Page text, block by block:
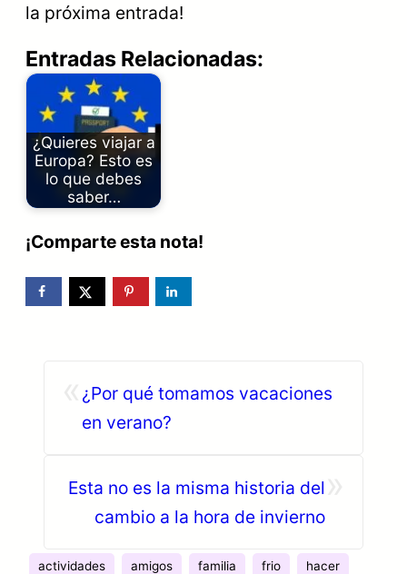
la próxima entrada!
Entradas Relacionadas:
¿Quieres viajar a
Europa? Esto es
lo que debes
saber…
¡Comparte esta nota!
¿Por qué tomamos vacaciones
en verano?
Esta no es la misma historia del
cambio a la hora de invierno
actividades amigos familia frio hacer